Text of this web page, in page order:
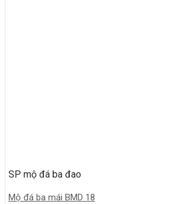
SP mộ đá ba đao
Mộ đá ba mái BMD 18